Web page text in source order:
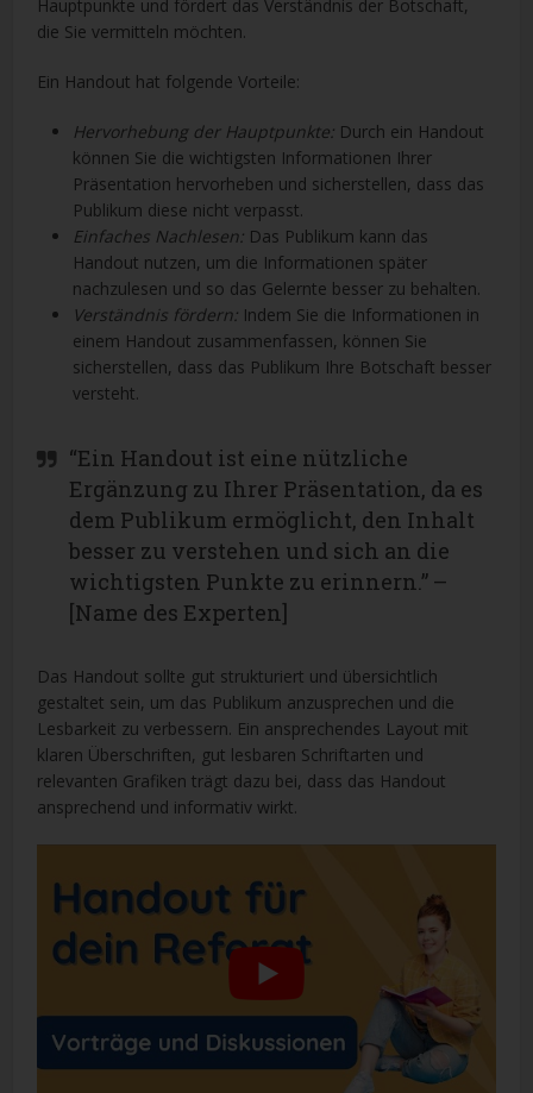
Hauptpunkte und fördert das Verständnis der Botschaft,
die Sie vermitteln möchten.
Ein Handout hat folgende Vorteile:
Hervorhebung der Hauptpunkte: Durch ein Handout
können Sie die wichtigsten Informationen Ihrer
Präsentation hervorheben und sicherstellen, dass das
Publikum diese nicht verpasst.
Einfaches Nachlesen: Das Publikum kann das
Handout nutzen, um die Informationen später
nachzulesen und so das Gelernte besser zu behalten.
Verständnis fördern: Indem Sie die Informationen in
einem Handout zusammenfassen, können Sie
sicherstellen, dass das Publikum Ihre Botschaft besser
versteht.
“Ein Handout ist eine nützliche
Ergänzung zu Ihrer Präsentation, da es
dem Publikum ermöglicht, den Inhalt
besser zu verstehen und sich an die
wichtigsten Punkte zu erinnern.” –
[Name des Experten]
Das Handout sollte gut strukturiert und übersichtlich
gestaltet sein, um das Publikum anzusprechen und die
Lesbarkeit zu verbessern. Ein ansprechendes Layout mit
klaren Überschriften, gut lesbaren Schriftarten und
relevanten Grafiken trägt dazu bei, dass das Handout
ansprechend und informativ wirkt.